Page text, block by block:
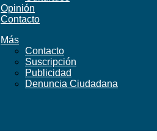
Opinión
Contacto
Más
Contacto
Suscripción
Publicidad
Denuncia Ciudadana